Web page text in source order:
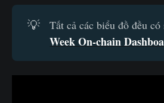
💡 Tất cả các biểu đồ đều
Week On-chain